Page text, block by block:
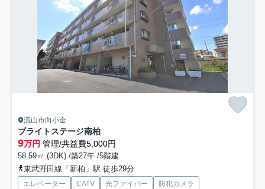
流山市向小金
ブライトステージ南柏
9万円 管理/共益費5,000円
58.59㎡ (3DK) /築27年 /5階建
東武野田線「新柏」駅 徒歩29分
エレベーター CATV 光ファイバー
防犯カメラ